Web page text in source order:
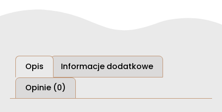
Opis
Informacje dodatkowe
Opinie (0)